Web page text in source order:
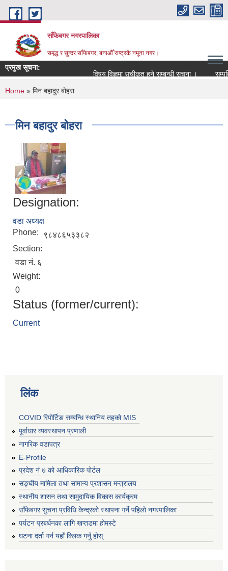
Skip to main content
साँफेबगर नगरपालिका
समृद्ध र सुन्दर साँफेबगर, बनाऔँ राष्ट्रकै नमूना नगर।
प्रमुख सूचना:
विषय विज्ञमा सुचीकृत हुने सम्बन्धी सूचना ।
You are here
Home » मिन बहादुर बोहरा
मिन बहादुर बोहरा
Designation:
वडा अध्यक्ष
Phone:
९८४८६५३३८२
Section:
वडा नं. ६
Weight:
0
Status (former/current):
Current
लिंक
COVID रिपोर्टिङ सम्बन्धि स्थानिय तहको MIS
पूर्वाधार व्यवस्थापन प्रणाली
नागरिक वडापत्र
E-Profile
प्रदेश नं ७ को आधिकारिक पोर्टल
सङ्घीय मामिला तथा सामान्य प्रशासन मन्त्रालय
स्थानीय शासन तथा सामुदायिक विकास कार्यक्रम
साँफेबगर सुचना प्रविधि केन्द्रको स्थापना गर्ने पहिलो नगरपालिका
पर्यटन प्रबर्धनका लागि खप्तडमा होमस्टे
घटना दर्ता गर्न यहाँ क्लिक गर्नु होस्